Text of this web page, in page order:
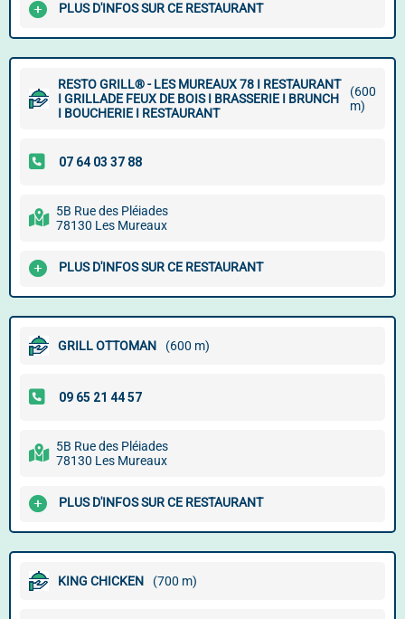
PLUS D'INFOS SUR CE RESTAURANT
RESTO GRILL® - LES MUREAUX 78 I RESTAURANT
I GRILLADE FEUX DE BOIS I BRASSERIE I BRUNCH
I BOUCHERIE I RESTAURANT
(600
m)
5B Rue des Pléiades
78130 Les Mureaux
PLUS D'INFOS SUR CE RESTAURANT
GRILL OTTOMAN (600 m)
5B Rue des Pléiades
78130 Les Mureaux
PLUS D'INFOS SUR CE RESTAURANT
KING CHICKEN (700 m)